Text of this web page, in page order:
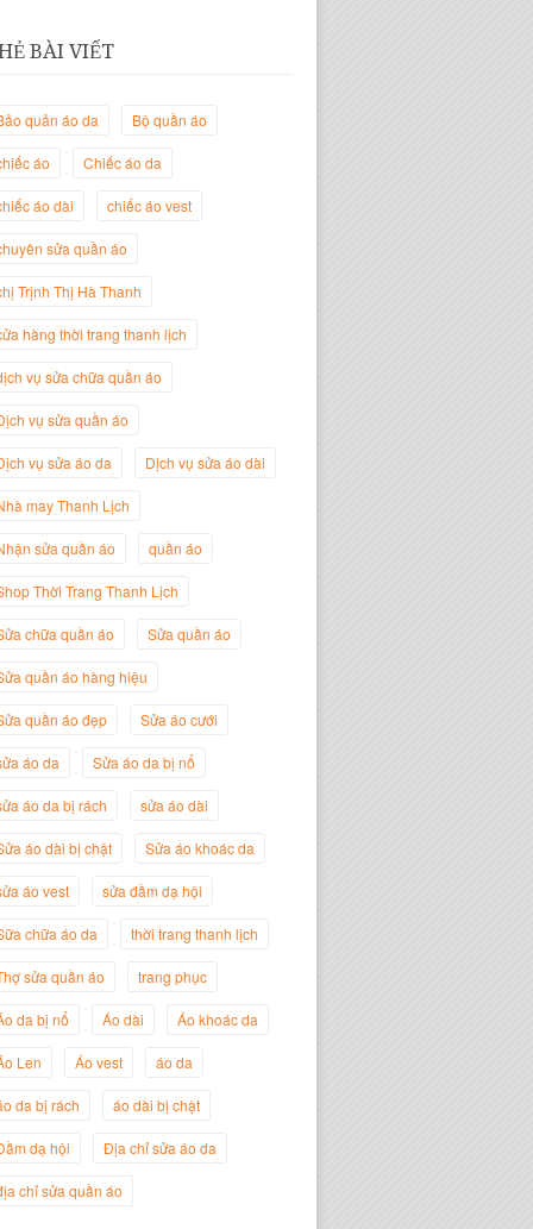
Trịnh Thị Hà Thanh
Trang Thanh Lịch
Nguyễn Minh Đức
Giám Đốc Công ty Cây Xanh Gia
Giám Đốc Công ty Twist Potato
BÀI VIẾT
quản áo da Bộ quần áo
áo Chiếc áo da
áo dài chiếc áo vest
sửa quần áo
Trịnh Thị Hà Thanh
hàng thời trang thanh lịch
vụ sửa chữa quần áo
vụ sửa quần áo
vụ sửa áo da Dịch vụ sửa áo dài
may Thanh Lịch
sửa quần áo quần áo
Thời Trang Thanh Lịch
chữa quần áo Sửa quần áo
quần áo hàng hiệu
quần áo đẹp Sửa áo cưới
áo da Sửa áo da bị nổ
áo da bị rách sửa áo dài
áo dài bị chật Sửa áo khoác da
áo vest sửa đầm dạ hội
chữa áo da thời trang thanh lịch
sửa quần áo trang phục
da bị nổ Áo dài Áo khoác da
Len Áo vest áo da
da bị rách áo dài bị chật
dạ hội Địa chỉ sửa áo da
chỉ sửa quần áo